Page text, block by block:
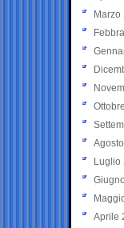
Marzo
Luglio
Aprile